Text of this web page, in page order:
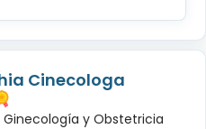
Cinecologa
Ginecología y Obstetricia